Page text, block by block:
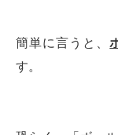
簡単に言うと、
す。